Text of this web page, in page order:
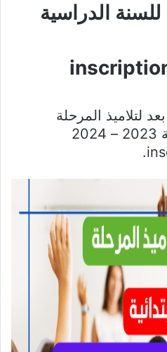
للسنة الدراسية
لتلاميذ المرحلة
الابتدائية للسنة الدراسية 2023 – 2024